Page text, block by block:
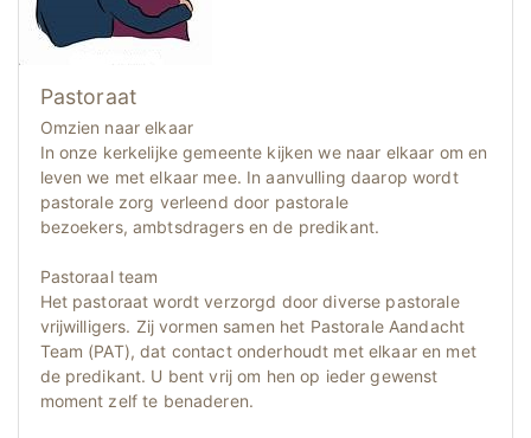
Pastoraat
Omzien naar elkaar
In onze kerkelijke gemeente kijken we naar elkaar om en
leven we met elkaar mee. In aanvulling daarop wordt
pastorale zorg verleend door pastorale
bezoekers, ambtsdragers en de predikant.
Pastoraal team
Het pastoraat wordt verzorgd door diverse pastorale
vrijwilligers. Zij vormen samen het Pastorale Aandacht
Team (PAT), dat contact onderhoudt met elkaar en met
de predikant. U bent vrij om hen op ieder gewenst
moment zelf te benaderen.